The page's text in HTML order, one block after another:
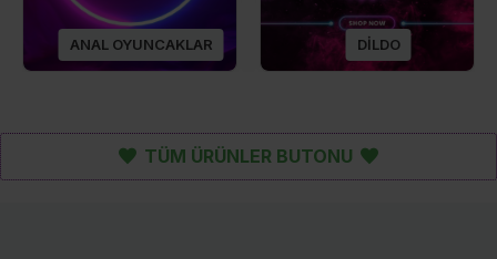
ANAL OYUNCAKLAR DİLDO
TÜM ÜRÜNLER BUTONU